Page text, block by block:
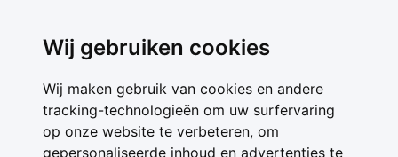
Wij gebruiken cookies
Wij maken gebruik van cookies en andere
tracking-technologieën om uw surfervaring
op onze website te verbeteren, om
gepersonaliseerde inhoud en advertenties te